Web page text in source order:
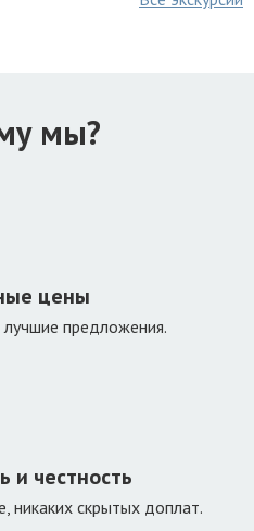
мы?
цены
предложения.
и честность
никаких скрытых доплат.